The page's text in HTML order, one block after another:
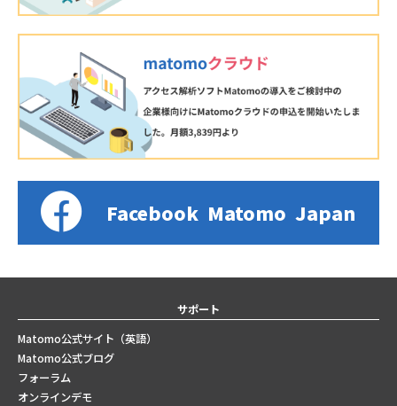
Facebook Matomo Japan
サポート
Matomo公式サイト（英語）
Matomo公式ブログ
フォーラム
オンラインデモ